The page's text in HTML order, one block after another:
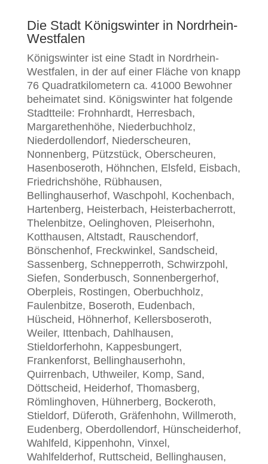
Die Stadt Königswinter in Nordrhein-
Westfalen
Königswinter ist eine Stadt in Nordrhein-
Westfalen, in der auf einer Fläche von knapp
76 Quadratkilometern ca. 41000 Bewohner
beheimatet sind. Königswinter hat folgende
Stadtteile: Frohnhardt, Herresbach,
Margarethenhöhe, Niederbuchholz,
Niederdollendorf, Niederscheuren,
Nonnenberg, Pützstück, Oberscheuren,
Hasenboseroth, Höhnchen, Elsfeld, Eisbach,
Friedrichshöhe, Rübhausen,
Bellinghauserhof, Waschpohl, Kochenbach,
Hartenberg, Heisterbach, Heisterbacherrott,
Thelenbitze, Oelinghoven, Pleiserhohn,
Kotthausen, Altstadt, Rauschendorf,
Bönschenhof, Freckwinkel, Sandscheid,
Sassenberg, Schnepperroth, Schwirzpohl,
Siefen, Sonderbusch, Sonnenbergerhof,
Oberpleis, Rostingen, Oberbuchholz,
Faulenbitze, Boseroth, Eudenbach,
Hüscheid, Höhnerhof, Kellersboseroth,
Weiler, Ittenbach, Dahlhausen,
Stieldorferhohn, Kappesbungert,
Frankenforst, Bellinghauserhohn,
Quirrenbach, Uthweiler, Komp, Sand,
Döttscheid, Heiderhof, Thomasberg,
Römlinghoven, Hühnerberg, Bockeroth,
Stieldorf, Düferoth, Gräfenhohn, Willmeroth,
Eudenberg, Oberdollendorf, Hünscheiderhof,
Wahlfeld, Kippenhohn, Vinxel,
Wahlfelderhof, Ruttscheid, Bellinghausen,